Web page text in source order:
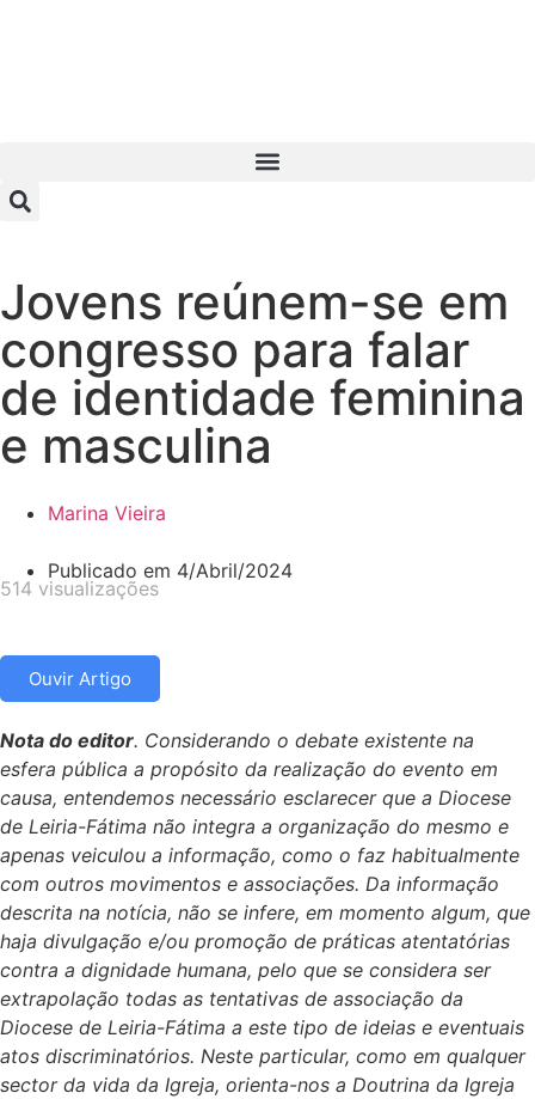
Jovens reúnem-se em
congresso para falar
de identidade feminina
e masculina
Marina Vieira
Publicado em 4/Abril/2024
514 visualizações
Ouvir Artigo
Nota do editor. Considerando o debate existente na
esfera pública a propósito da realização do evento em
causa, entendemos necessário esclarecer que a Diocese
de Leiria-Fátima não integra a organização do mesmo e
apenas veiculou a informação, como o faz habitualmente
com outros movimentos e associações. Da informação
descrita na notícia, não se infere, em momento algum, que
haja divulgação e/ou promoção de práticas atentatórias
contra a dignidade humana, pelo que se considera ser
extrapolação todas as tentativas de associação da
Diocese de Leiria-Fátima a este tipo de ideias e eventuais
atos discriminatórios. Neste particular, como em qualquer
sector da vida da Igreja, orienta-nos a Doutrina da Igreja